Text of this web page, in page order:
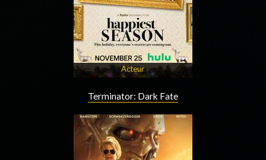
Acteur
Terminator: Dark Fate